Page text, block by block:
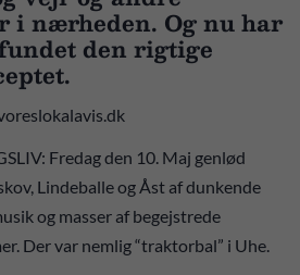
i nærheden. Og nu har
den rigtige
Fredag den 10. Maj genlød
Lindeballe og Åst af dunkende
og masser af begejstrede
Der var nemlig “traktorbal” i Uhe.